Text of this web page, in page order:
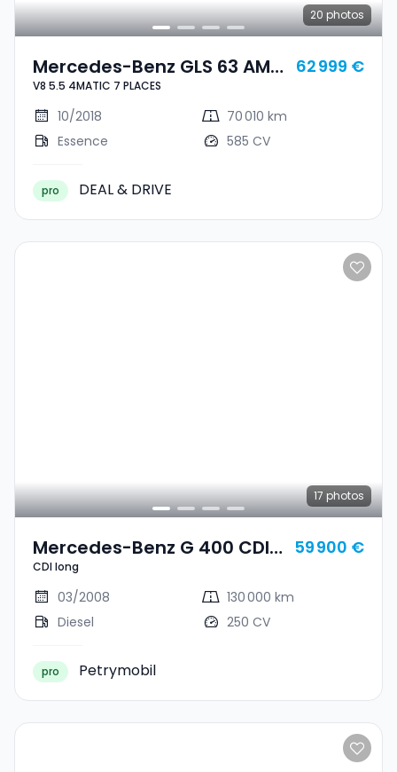
20 photos
Mercedes-Benz GLS 63 AMG
V8 5.5 4MATIC 7 PLACES
V8 5.5 4MATIC 7 PLACES
62 999 €
10/2018
70 010 km
Essence
585 CV
pro DEAL & DRIVE
17 photos
Mercedes-Benz G 400 CDI
Long
CDI long
59 900 €
03/2008
130 000 km
Diesel
250 CV
pro Petrymobil